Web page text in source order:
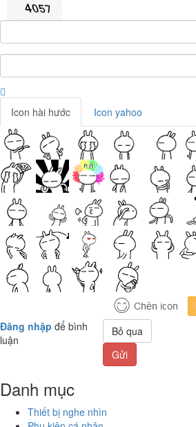
Icon hài hước Icon yahoo
Đăng nhập để bình
luận
Bỏ qua
Gửi
Danh mục
Thiết bị nghe nhìn